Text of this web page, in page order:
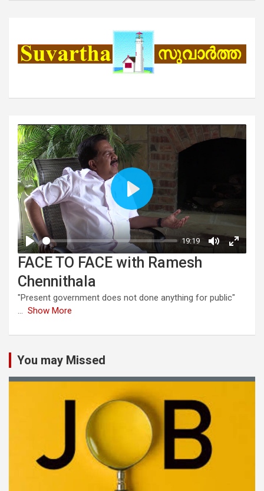
FACE TO FACE with Ramesh
Chennithala
"Present government does not done anything for public"
... Show More
You may Missed